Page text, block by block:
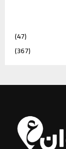
(47)
(367)